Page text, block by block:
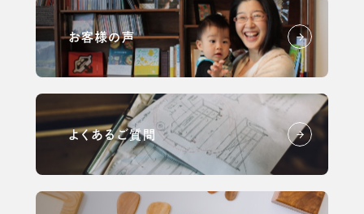
お客様の声
よくあるご質問